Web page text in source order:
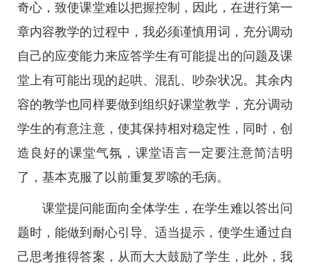
奇心，致使课堂难以把握控制，因此，在进行第一
章内容教学的过程中，我必须谨慎用词，充分调动
自己的应变能力来应答学生有可能提出的问题及课
堂上有可能出现的起哄、混乱、吵杂状况。其余内
容的教学也同样要做到组织好课堂教学，充分调动
学生的有意注意，使其保持相对稳定性，同时，创
造良好的课堂气氛，课堂语言一定要注意简洁明
了，基本克服了以前重复罗嗦的毛病。
课堂提问能面向全体学生，在学生难以答出问
题时，能做到耐心引导、适当提示，使学生通过自
己思考推得答案，从而大大鼓励了学生，此外，我